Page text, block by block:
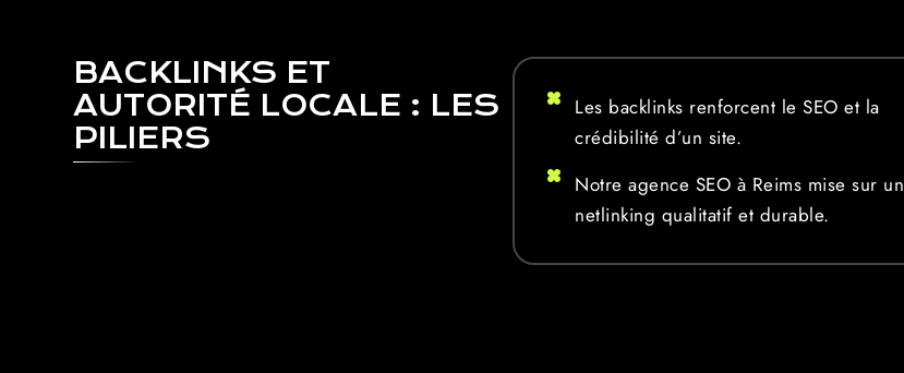
BACKLINKS ET
AUTORITÉ LOCALE : LES
PILIERS
Les backlinks renforcent le SEO et la
crédibilité d’un site.
Notre agence SEO à Reims mise sur un
netlinking qualitatif et durable.